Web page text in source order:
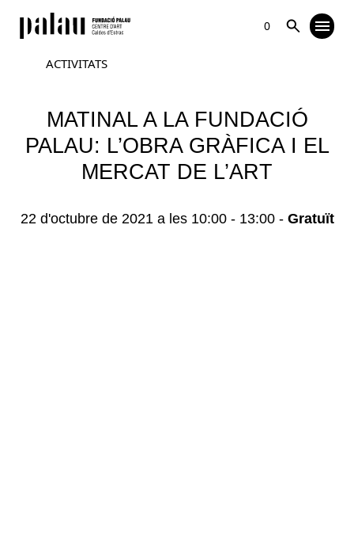
0
ACTIVITATS
MATINAL A LA FUNDACIÓ
PALAU: L’OBRA GRÀFICA I EL
MERCAT DE L’ART
22 d'octubre de 2021 a les 10:00- 13:00 - Gratuït